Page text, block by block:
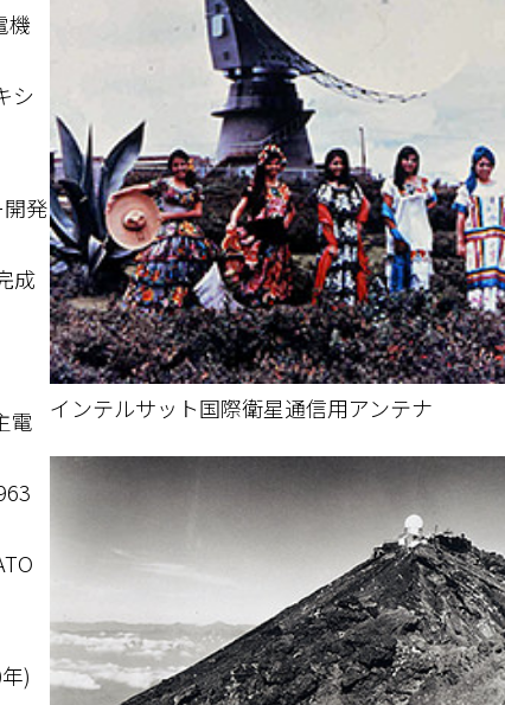
機
シ
開発
成
電
)
インテルサット国際衛星通信用アンテナ